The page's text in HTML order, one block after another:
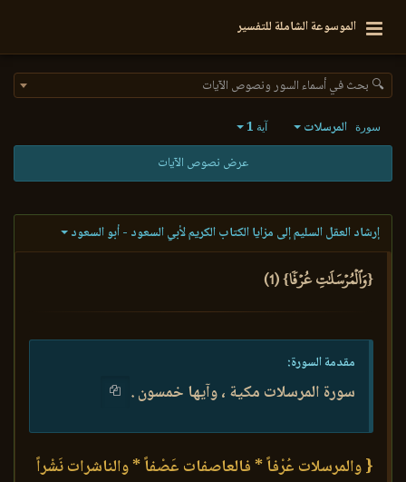
الموسوعة الشاملة للتفسير
🔍 بحث في أسماء السور ونصوص الآيات
سورة المرسلات آية 1
عرض نصوص الآيات
إرشاد العقل السليم إلى مزايا الكتاب الكريم لأبي السعود - أبو السعود
{وَٱلۡمُرۡسَلَٰتِ عُرۡفٗا} (1)
مقدمة السورة:
سورة المرسلات مكية ، وآيها خمسون .
{ والمرسلات عُرْفاً * فالعاصفات عَصْفاً * والناشرات نَشْراً